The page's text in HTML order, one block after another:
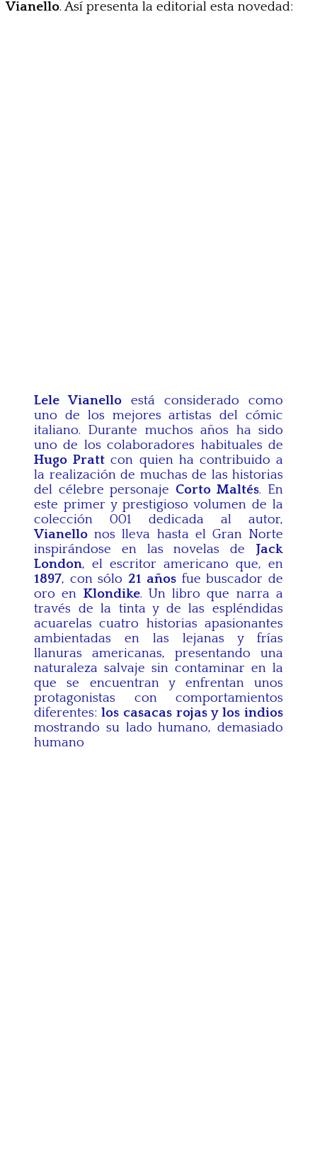
Vianello. Así presenta la editorial esta novedad:
Lele Vianello está considerado como
uno de los mejores artistas del cómic
italiano. Durante muchos años ha sido
uno de los colaboradores habituales de
Hugo Pratt con quien ha contribuido a
la realización de muchas de las historias
del célebre personaje Corto Maltés. En
este primer y prestigioso volumen de la
colección 001 dedicada al autor,
Vianello nos lleva hasta el Gran Norte
inspirándose en las novelas de Jack
London, el escritor americano que, en
1897, con sólo 21 años fue buscador de
oro en Klondike. Un libro que narra a
través de la tinta y de las espléndidas
acuarelas cuatro historias apasionantes
ambientadas en las lejanas y frías
llanuras americanas, presentando una
naturaleza salvaje sin contaminar en la
que se encuentran y enfrentan unos
protagonistas con comportamientos
diferentes: los casacas rojas y los indios
mostrando su lado humano, demasiado
humano